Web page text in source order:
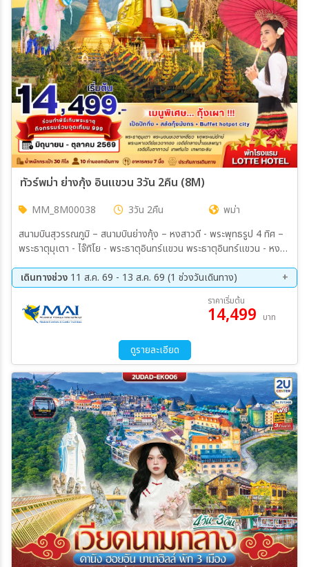
ทัวร์พม่า ย่างกุ้ง อินแขวน 3วัน 2คืน (8M)
MM_8M00038 3วัน 2คืน
พม่า
สนามบินสุวรรณภูมิ – สนามบินย่างกุ้ง – หงสาวดี - พระพุทธรูป 4 ทิศ –
พระธาตุมุเตา - ไจ๊ทิโย - พระธาตุอินทร์แขวน พระธาตุอินทร์แขวน - หง
ดากอง - ขอพรแม่ยักษ์ สิเรียม - เจดีย์กลางน้ำเยเลพญา - เจดีย์โบตา
ทาวน์ - เทพทันใจ - เทพกระซิบ - เจดีย์กาบาเอ (พิธีเทินพระธาตุ) - สนาม
บินย่างกุ้ง
เดินทางช่วง 11 ส.ค. 69 - 13 ส.ค. 69 (1 ช่วงวันเดินทาง)
ราคาเริ่มต้น
14,499 บาท
ดูรายละเอียด